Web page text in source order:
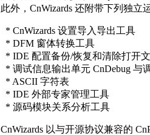
此外，CnWizards 还附带下列独立
* CnWizards 设置导入导出工具
* DFM 窗体转换工具
* IDE 配置备份/恢复和清除打开
* 调试信息输出单元 CnDebug 与
* ASCII 字符表
* IDE 外部专家管理工具
* 源码模块关系分析工具
CnWizards 以与开源协议兼容的